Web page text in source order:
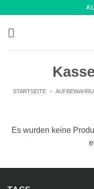
springen
STARTSEITE »
Es wurden keine